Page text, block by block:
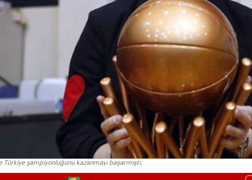
şampiyonluğunu kazanmayı başarmıştı.